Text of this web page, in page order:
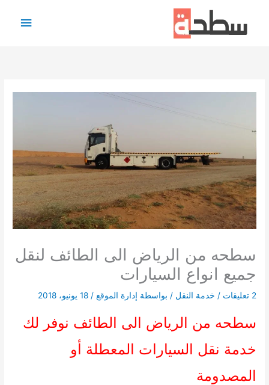
المحتوى
سطحه من الرياض الى الطائف لنقل
جميع انواع السيارات
2 تعليقات / خدمة النقل / بواسطة إدارة الموقع/18 يونيو، 2018
سطحه من الرياض الى الطائف نوفر لك
خدمة نقل السيارات المعطلة أو
المصدومة